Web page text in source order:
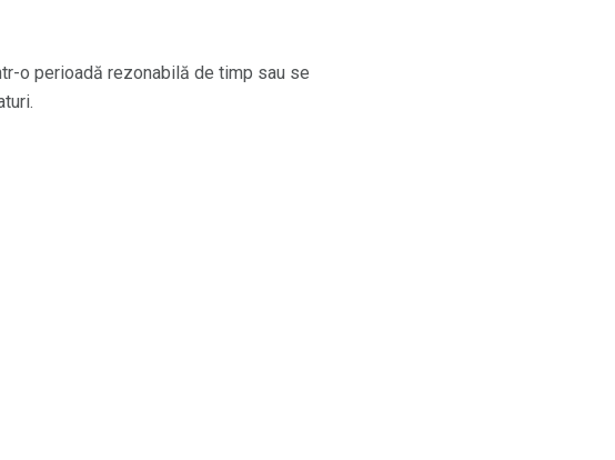
o perioadă rezonabilă de timp sau se